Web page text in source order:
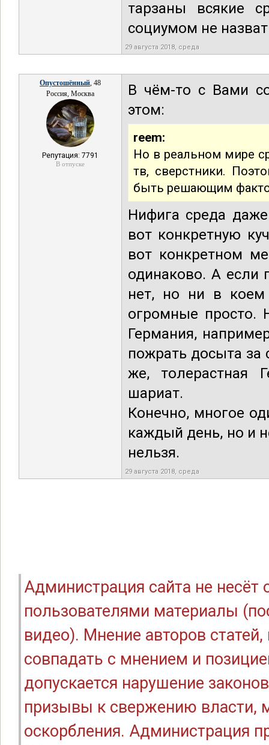
тарзаны всякие
социумом не
29 августа 2018, среда
Опустошённый, 48
Россия, Москва
Репутация: 7791
В отпуске
В чём-то с Вами
этом:
reem:
Но в реальном мире
тв, сверстники.
быть решающим
Нифига среда
вот конкретную
вот конкретном
одинаково. А если
нет, но ни в коем
огромные просто.
Германия,
пожрать досыта за
же, толерастная
шариат.
Конечно, многое
каждый день, но и
нельзя.
29 августа 2018, среда
Администрация сайта не
пользователями материалы
видео). Мнение авторов
совпадать с мнением и
допускается нарушение
призывы к свержению власти,
оскорбления. Администрация